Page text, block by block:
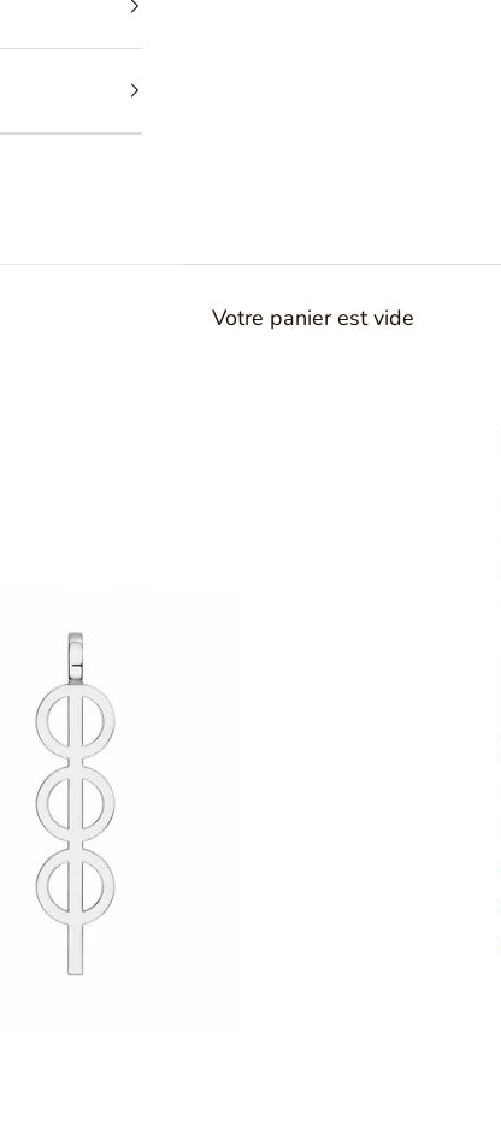
Votre panier est vide